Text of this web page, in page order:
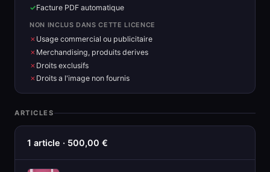
Facture PDF automatique
NON INCLUS DANS CETTE LICENCE
Usage commercial ou publicitaire
Merchandising, produits derives
Droits exclusifs
Droits a l'image non fournis
ARTICLES
1 article · 500,00 €